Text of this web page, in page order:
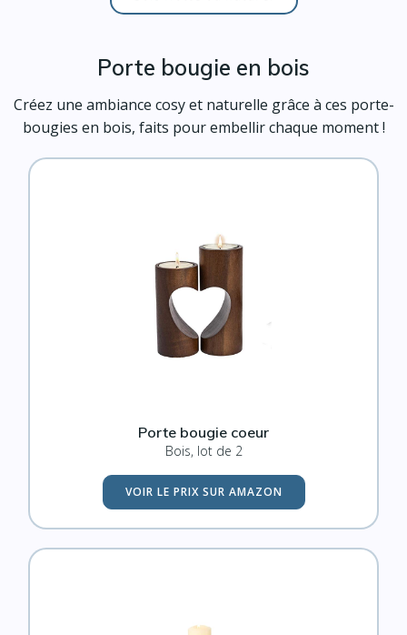
Porte bougie en bois
Créez une ambiance cosy et naturelle grâce à ces porte-
bougies en bois, faits pour embellir chaque moment !
Porte bougie coeur
Bois, lot de 2
VOIR LE PRIX SUR AMAZON